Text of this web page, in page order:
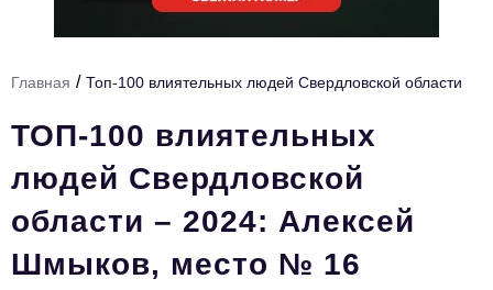
Технологии и тренды
Ниши и рынки
Цитаты
Туризм
Главная / Топ-100 влиятельных людей Свердловской области
ТОП-100 влиятельных
людей Свердловской
области – 2024: Алексей
Шмыков, место № 16